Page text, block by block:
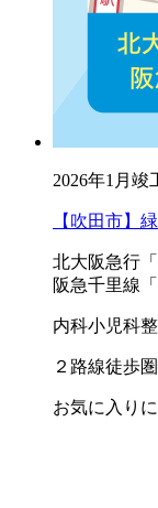
2026年1月竣
【吹田市】
北大阪急行
阪急千里線
内科小児科
２路線徒歩
お気に入り